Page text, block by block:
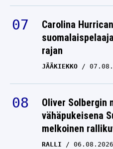
Carolina
rajan
JÄÄKIEKKO
Oliver Solbergin
vähäpukeisena
melkoinen
RALLI 06.08.2026